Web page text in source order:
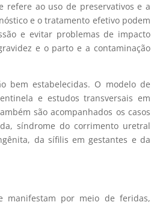
refere ao uso de preservativos e a
e o tratamento efetivo podem
e evitar problemas de impacto
e o parto e a contaminação
bem estabelecidas. O modelo de
e estudos transversais em
são acompanhados os casos
síndrome do corrimento uretral
da sífilis em gestantes e da
manifestam por meio de feridas,